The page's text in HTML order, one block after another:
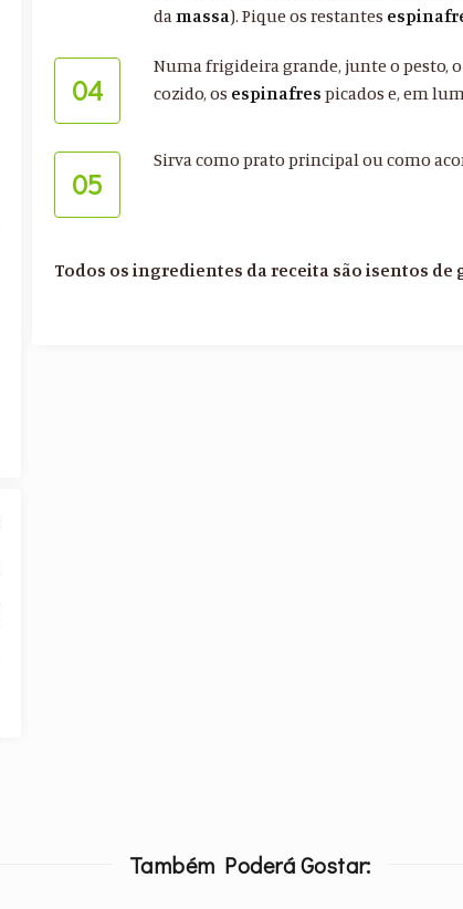
damassa). Pique os restantes
04
Numa frigideira grande, junte o pesto, o
cozido, os espinafres picados e, em
05
Sirva como prato principal ou como
Todos os ingredientes da receita são isentos
Também Poderá Gostar: